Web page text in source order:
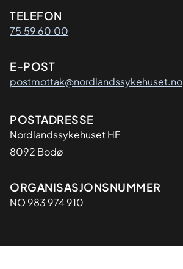
Kontaktinformasjon
TELEFON
75 59 60 00
E-POST
postmottak@nordlandssykehuset.no
Adresse
POSTADRESSE
Nordlandssykehuset HF
8092 Bodø
Organisasjon
ORGANISASJONSNUMMER
NO 983 974 910